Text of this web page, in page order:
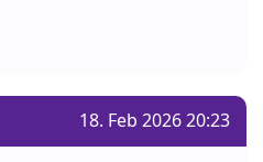
18. Feb 2026 20:23